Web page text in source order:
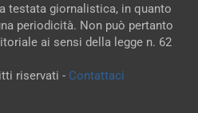
testata giornalistica, in quanto
periodicità. Non può pertanto
ai sensi della legge n. 62
riservati - Contattaci